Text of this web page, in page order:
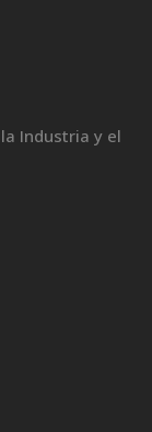
Industria y el